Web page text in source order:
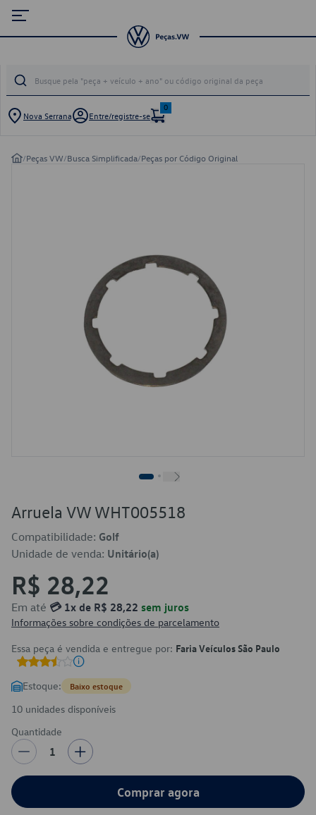
Nova Serrana Entre/registre-se
0
/Peças VW/Busca Simplificada/Peças por Código Original
Arruela VW WHT005518
Compatibilidade: Golf
Unidade de venda: Unitário(a)
R$ 28,22
Em até 💳 1x de R$ 28,22 sem juros
Informações sobre condições de parcelamento
Essa peça é vendida e entregue por: Faria Veículos São Paulo
Estoque: Baixo estoque
10 unidades disponíveis
Quantidade
1
Comprar agora